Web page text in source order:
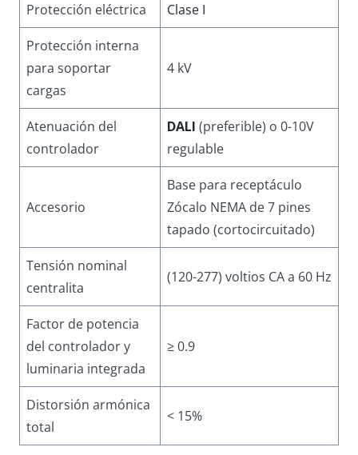
Protección eléctrica Clase I
Protección interna
para soportar
cargas
4 kV
Atenuación del
controlador
DALI (preferible) o 0-10V
regulable
Accesorio
Base para receptáculo
Zócalo NEMA de 7 pines
tapado (cortocircuitado)
Tensión nominal
centralita
(120-277) voltios CA a 60 Hz
Factor de potencia
del controlador y
luminaria integrada
≥ 0.9
Distorsión armónica
total
< 15%